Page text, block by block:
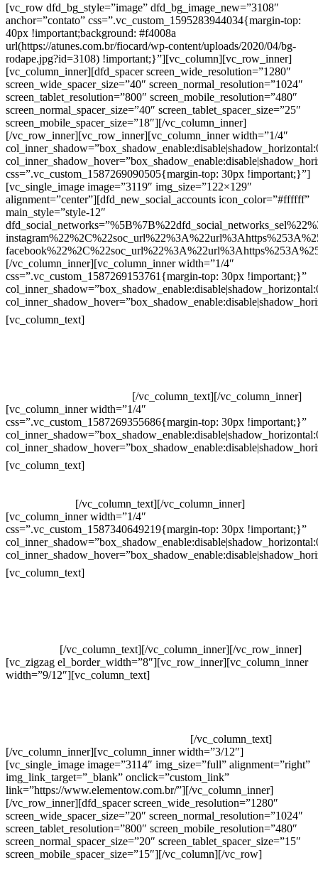
[vc_row dfd_bg_style=”image” dfd_bg_image_new=”3108″
anchor=”contato” css=”.vc_custom_1595283944034{margin-top:
40px !important;background: #f4008a
url(https://atunes.com.br/fiocard/wp-content/uploads/2020/04/bg-
rodape.jpg?id=3108) !important;}”][vc_column][vc_row_inner]
[vc_column_inner][dfd_spacer screen_wide_resolution=”1280″
screen_wide_spacer_size=”40″ screen_normal_resolution=”1024″
screen_tablet_resolution=”800″ screen_mobile_resolution=”480″
screen_normal_spacer_size=”40″ screen_tablet_spacer_size=”25″
screen_mobile_spacer_size=”18″][/vc_column_inner]
[/vc_row_inner][vc_row_inner][vc_column_inner width=”1/4″
css=”.vc_custom_1587269090505{margin-top: 30px !important;}”]
[vc_single_image image=”3119″ img_size=”122×129″
alignment=”center”][dfd_new_social_accounts icon_color=”#ffffff”
main_style=”style-12″
[/vc_column_inner][vc_column_inner width=”1/4″
css=”.vc_custom_1587269153761{margin-top: 30px !important;}”
[vc_column_text]
[/vc_column_text][/vc_column_inner]
[vc_column_inner width=”1/4″
css=”.vc_custom_1587269355686{margin-top: 30px !important;}”
[vc_column_text]
[/vc_column_text][/vc_column_inner]
[vc_column_inner width=”1/4″
css=”.vc_custom_1587340649219{margin-top: 30px !important;}”
[vc_column_text]
[/vc_column_text][/vc_column_inner][/vc_row_inner]
[vc_zigzag el_border_width=”8″][vc_row_inner][vc_column_inner
width=”9/12″][vc_column_text]
[/vc_column_text]
[/vc_column_inner][vc_column_inner width=”3/12″]
[vc_single_image image=”3114″ img_size=”full” alignment=”right”
img_link_target=”_blank” onclick=”custom_link”
link=”https://www.elementow.com.br/”][/vc_column_inner]
[/vc_row_inner][dfd_spacer screen_wide_resolution=”1280″
screen_wide_spacer_size=”20″ screen_normal_resolution=”1024″
screen_tablet_resolution=”800″ screen_mobile_resolution=”480″
screen_normal_spacer_size=”20″ screen_tablet_spacer_size=”15″
screen_mobile_spacer_size=”15″][/vc_column][/vc_row]